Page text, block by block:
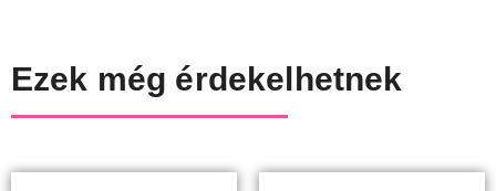
Ezek még érdekelhetnek